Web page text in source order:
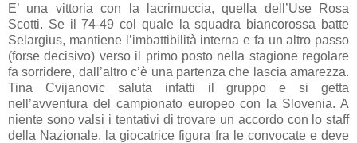
E’ una vittoria con la lacrimuccia, quella dell’Use Rosa
Scotti. Se il 74-49 col quale la squadra biancorossa batte
Selargius, mantiene l’imbattibilità interna e fa un altro passo
(forse decisivo) verso il primo posto nella stagione regolare
fa sorridere, dall’altro c’è una partenza che lascia amarezza.
Tina Cvijanovic saluta infatti il gruppo e si getta
nell’avventura del campionato europeo con la Slovenia. A
niente sono valsi i tentativi di trovare un accordo con lo staff
della Nazionale, la giocatrice figura fra le convocate e deve